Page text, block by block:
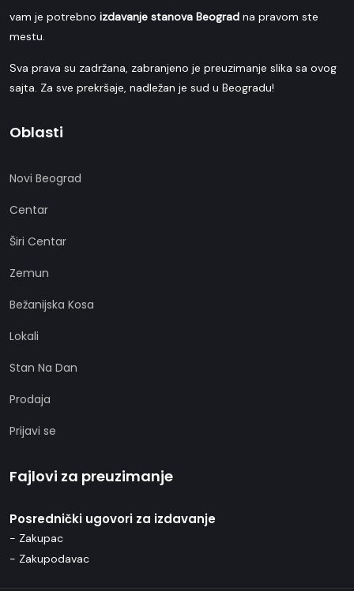
vam je potrebno izdavanje stanova Beograd na pravom ste
mestu.
Sva prava su zadržana, zabranjeno je preuzimanje slika sa ovog
sajta. Za sve prekršaje, nadležan je sud u Beogradu!
Oblasti
Novi Beograd
Centar
Širi Centar
Zemun
Bežanijska Kosa
Lokali
Stan Na Dan
Prodaja
Prijavi se
Fajlovi za preuzimanje
Posrednički ugovori za izdavanje
- Zakupac
- Zakupodavac